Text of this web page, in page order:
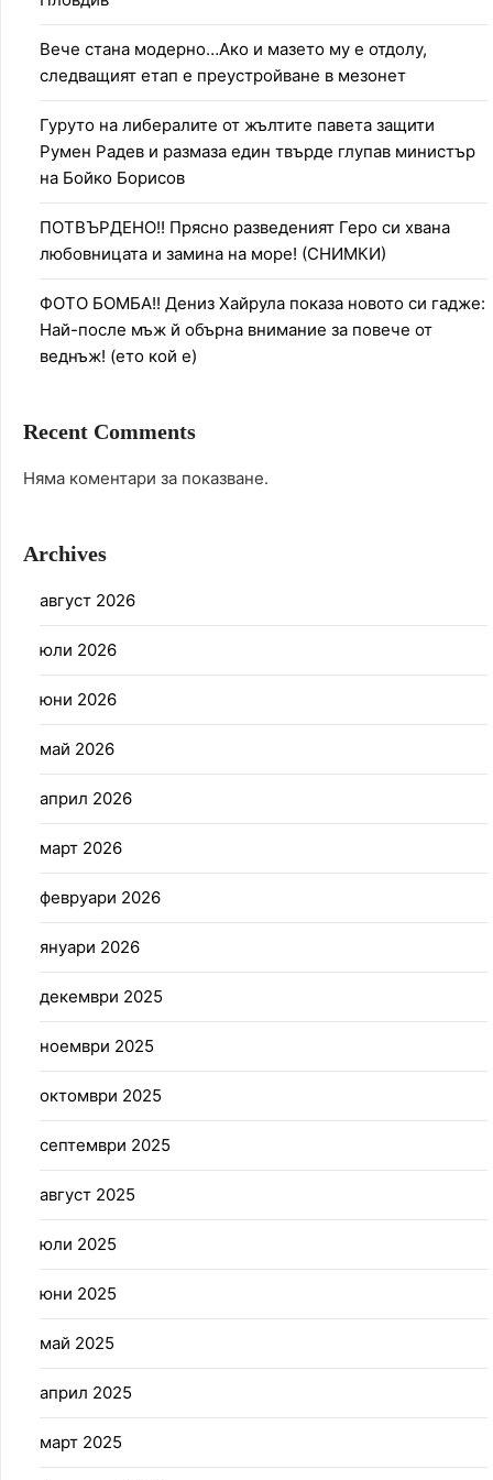
Вече стана модерно…Ако и мазето му е отдолу,
следващият етап е преустройване в мезонет
Гуруто на либералите от жълтите павета защити
Румен Радев и размаза един твърде глупав министър
на Бойко Борисов
ПОТВЪРДЕНО!! Прясно разведеният Геро си хвана
любовницата и замина на море! (СНИМКИ)
ФОТО БОМБА!! Дениз Хайрула показа новото си гадже:
Най-после мъж й обърна внимание за повече от
веднъж! (ето кой е)
Recent Comments
Няма коментари за показване.
Archives
август 2026
юли 2026
юни 2026
май 2026
април 2026
март 2026
февруари 2026
януари 2026
декември 2025
ноември 2025
октомври 2025
септември 2025
август 2025
юли 2025
юни 2025
май 2025
април 2025
март 2025